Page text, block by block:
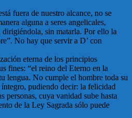
fuera de nuestro alcance, no se
alguna a seres angelicales,
dirigiéndola, sin matarla. Por ello la
No hay que servir a D’ con
eterna de los principios
fines: “el reino del Eterno en la
lengua. No cumple el hombre toda su
íntegro, pudiendo decir: la felicidad
cuya vanidad sube hasta
de la Ley Sagrada sólo puede